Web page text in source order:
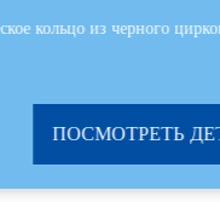
из черного циркония-
ПОСМОТРЕТЬ